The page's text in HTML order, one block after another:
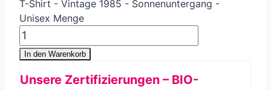
T-Shirt - Vintage 1985 - Sonnenuntergang -
Unisex Menge
In den Warenkorb
Unsere Zertifizierungen – BIO-